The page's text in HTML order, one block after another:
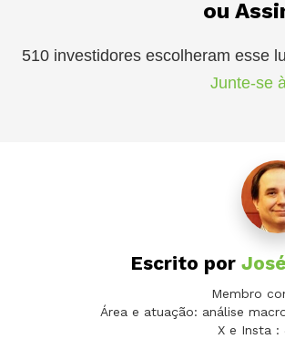
ou
510 investidores escolheram esse
Junte-se
Escrito por
Membro
Área e atuação: análise
X e Insta :